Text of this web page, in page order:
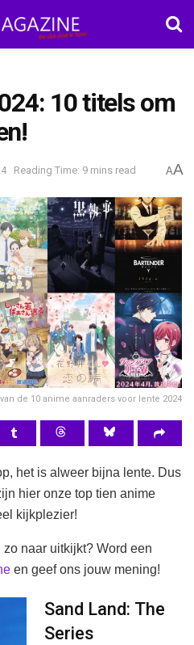
10 titels om
Reading Time: 9 mins read AA
de 10 anime aanraders voor lente 2024
het is alweer bijna lente. Dus
hier onze top tien anime
kijkplezier!
naar uitkijkt? Word een
en geef ons jouw mening!
Sand Land: The
Series